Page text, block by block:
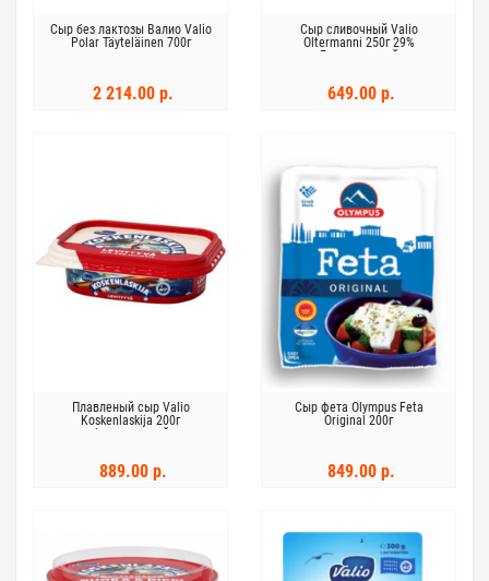
Сыр без лактозы Валио Valio
Polar Täyteläinen 700г
2 214.00 р.
Сыр сливочный Valio
Oltermanni 250г 29%
Безлактозный
649.00 р.
Плавленый сыр Valio
Koskenlaskija 200г
безлактозный
889.00 р.
Сыр фета Olympus Feta
Original 200г
849.00 р.